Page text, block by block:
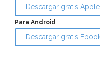
Descargar gratis
Para Android
Descargar gratis